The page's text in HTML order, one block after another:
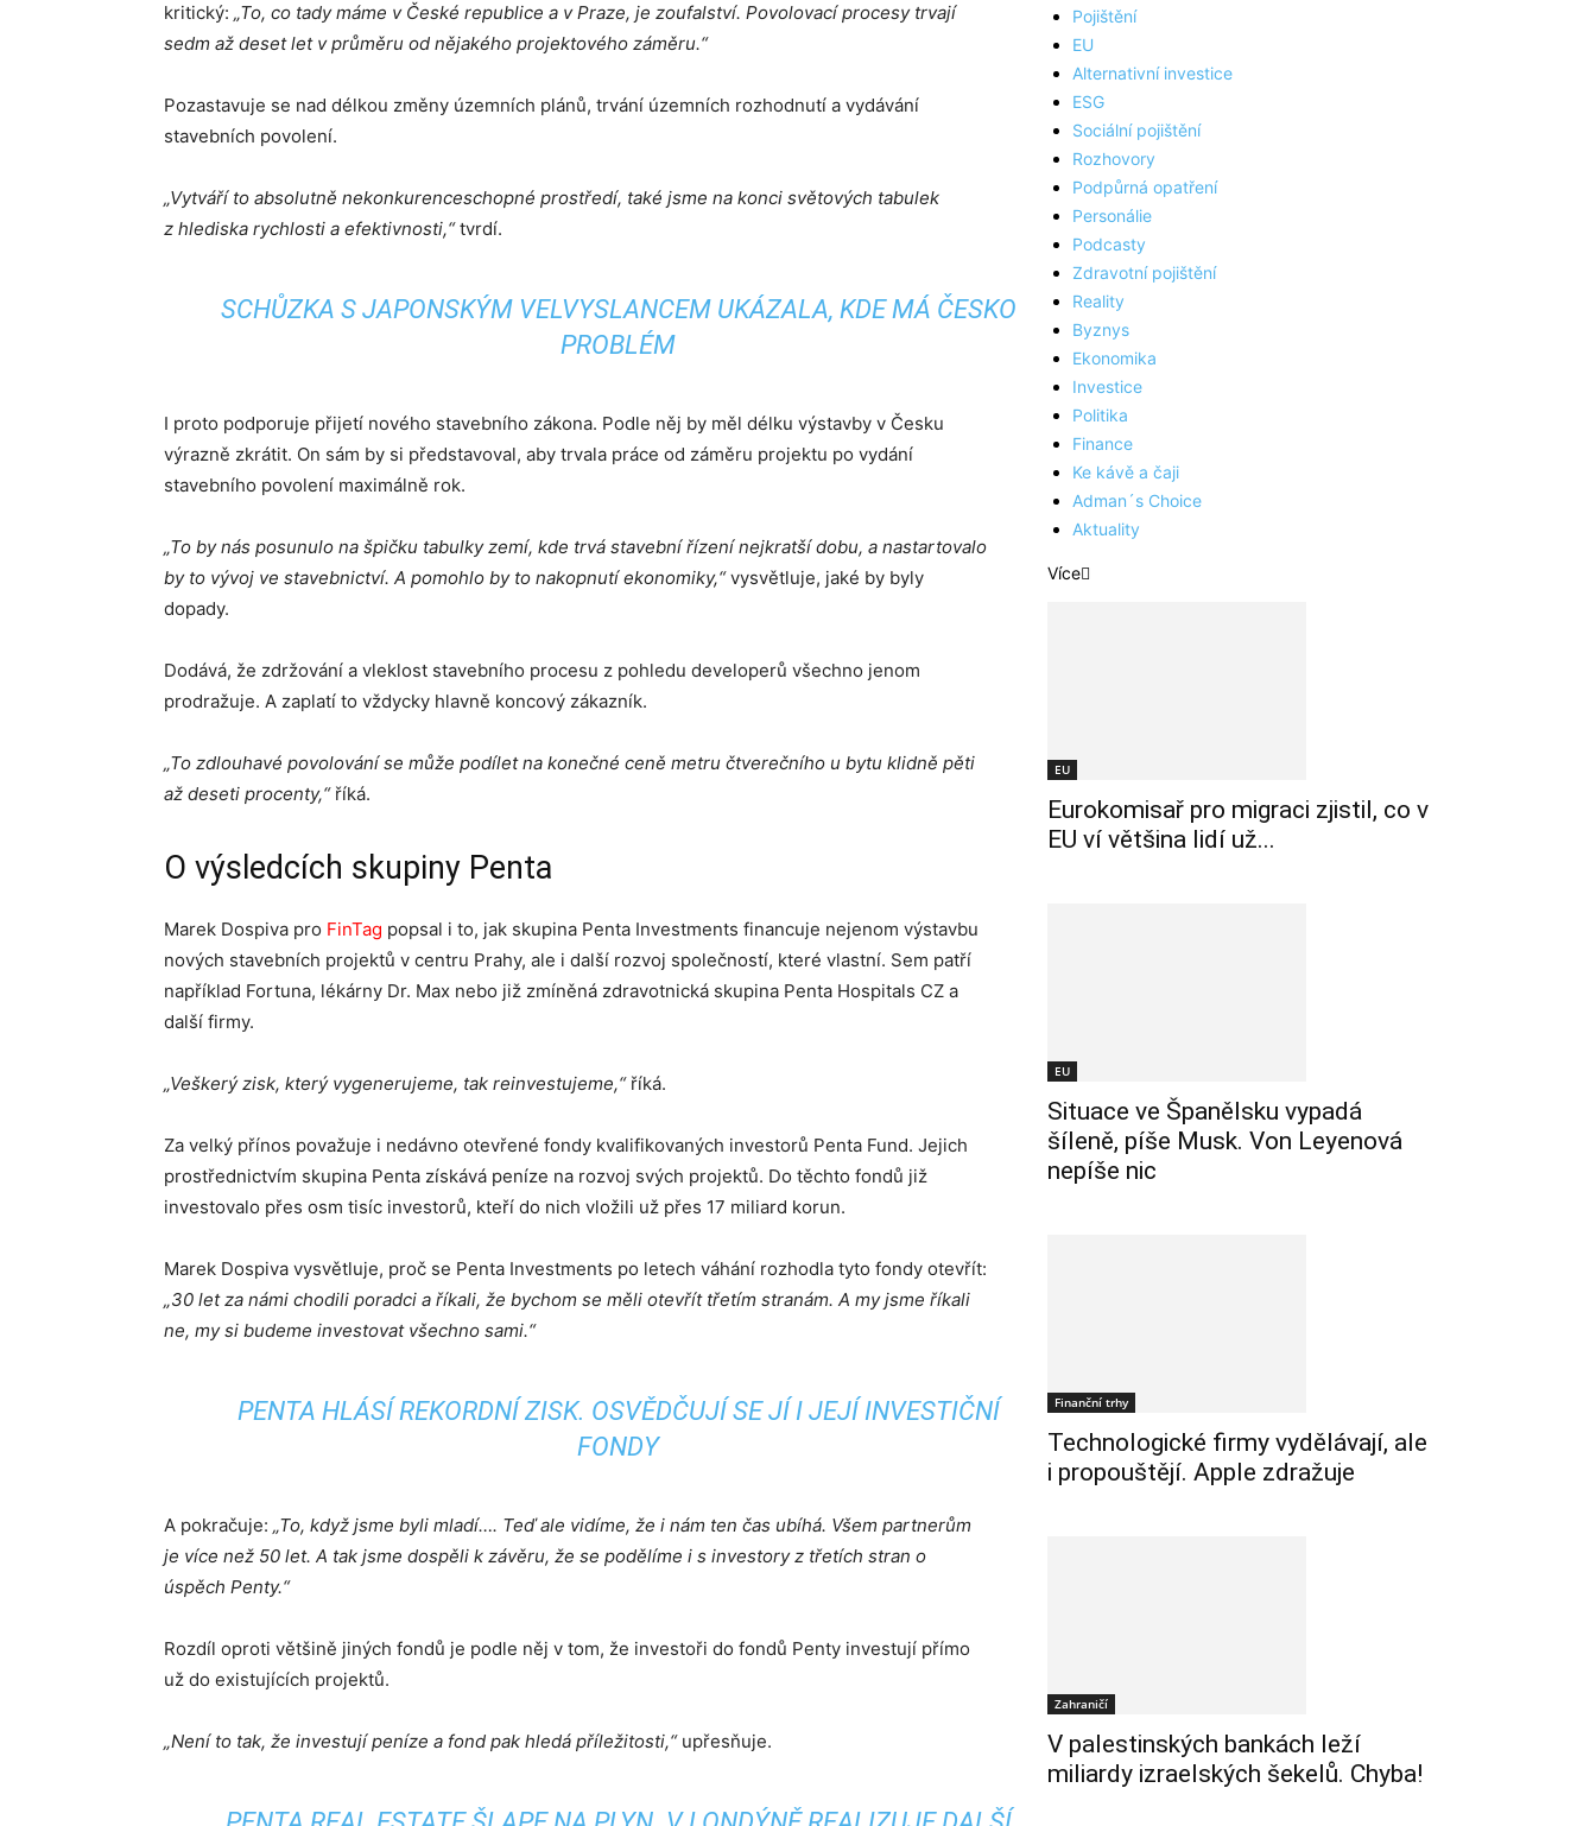
kritický: „To, co tady máme v České republice a v Praze, je zoufalství. Povolovací procesy trvají
sedm až deset let v průměru od nějakého projektového záměru.“
Pozastavuje se nad délkou změny územních plánů, trvání územních rozhodnutí a vydávání
stavebních povolení.
„Vytváří to absolutně nekonkurenceschopné prostředí, také jsme na konci světových tabulek
z hlediska rychlosti a efektivnosti,“tvrdí.
SCHŮZKA S JAPONSKÝM VELVYSLANCEM UKÁZALA, KDE MÁ ČESKO
PROBLÉM
I proto podporuje přijetí nového stavebního zákona. Podle něj by měl délku výstavby v Česku
výrazně zkrátit. On sám by si představoval, aby trvala práce od záměru projektu po vydání
stavebního povolení maximálně rok.
„To by nás posunulo na špičku tabulky zemí, kde trvá stavební řízení nejkratší dobu, a nastartovalo
by to vývoj ve stavebnictví. A pomohlo by to nakopnutí ekonomiky,“vysvětluje, jaké by byly
dopady.
Dodává, že zdržování a vleklost stavebního procesu z pohledu developerů všechno jenom
prodražuje. A zaplatí to vždycky hlavně koncový zákazník.
„To zdlouhavé povolování se může podílet na konečné ceně metru čtverečního u bytu klidně pěti
až deseti procenty,“říká.
O výsledcích skupiny Penta
Marek Dospiva pro FinTag popsal i to, jak skupina Penta Investments financuje nejenom výstavbu
nových stavebních projektů v centru Prahy, ale i další rozvoj společností, které vlastní. Sem patří
například Fortuna, lékárny Dr. Max nebo již zmíněná zdravotnická skupina Penta Hospitals CZ a
další firmy.
„Veškerý zisk, který vygenerujeme, tak reinvestujeme,“říká.
Za velký přínos považuje i nedávno otevřené fondy kvalifikovaných investorů Penta Fund. Jejich
prostřednictvím skupina Penta získává peníze na rozvoj svých projektů. Do těchto fondů již
investovalo přes osm tisíc investorů, kteří do nich vložili už přes 17 miliard korun.
Marek Dospiva vysvětluje, proč se Penta Investments po letech váhání rozhodla tyto fondy otevřít:
„30 let za námi chodili poradci a říkali, že bychom se měli otevřít třetím stranám. A my jsme říkali
ne, my si budeme investovat všechno sami.“
PENTA HLÁSÍ REKORDNÍ ZISK. OSVĚDČUJÍ SE JÍ I JEJÍ INVESTIČNÍ
FONDY
A pokračuje: „To, když jsme byli mladí…. Teď ale vidíme, že i nám ten čas ubíhá. Všem partnerům
je více než 50 let. A tak jsme dospěli k závěru, že se podělíme i s investory z třetích stran o
úspěch Penty.“
Rozdíl oproti většině jiných fondů je podle něj v tom, že investoři do fondů Penty investují přímo
už do existujících projektů.
„Není to tak, že investují peníze a fond pak hledá příležitosti,“upřesňuje.
Pojištění
EU
Alternativní investice
ESG
Sociální pojištění
Rozhovory
Podpůrná opatření
Personálie
Podcasty
Zdravotní pojištění
Reality
Byznys
Ekonomika
Investice
Politika
Finance
Ke kávě a čaji
Adman´s Choice
Aktuality
Více
EU
Eurokomisař pro migraci zjistil, co v
EU ví většina lidí už...
EU
Situace ve Španělsku vypadá
šíleně, píše Musk. Von Leyenová
nepíše nic
Finanční trhy
Technologické firmy vydělávají, ale
i propouštějí. Apple zdražuje
Zahraničí
V palestinských bankách leží
miliardy izraelských šekelů. Chyba!